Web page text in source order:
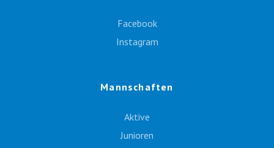
Facebook
Instagram
Mannschaften
Aktive
Junioren